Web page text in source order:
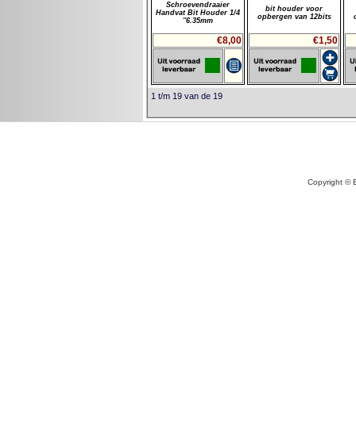
Schroevendraaier
Handvat Bit Houder 1/4
''6.35mm
€8,00
bit houder voor
opbergen van 12bits
€1,50
1 t/m 19 van de 19
Copyright ©